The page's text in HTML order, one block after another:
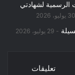
الرسمية لشهادتي
30 يوليو، 2026
29 يوليو، 2026
تعليقات